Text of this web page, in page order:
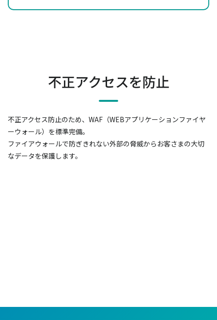
不正アクセスを防止
不正アクセス防止のため、WAF（WEBアプリケーションファイヤ
ーウォール）を標準完備。
ファイアウォールで防ぎきれない外部の脅威からお客さまの大切
なデータを保護します。